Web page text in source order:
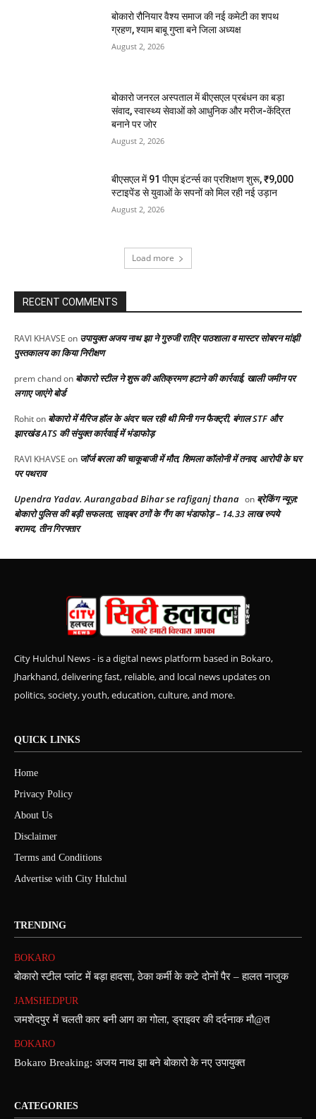
बोकारो रौनियार वैश्य समाज की नई कमेटी का शपथ
ग्रहण, श्याम बाबू गुप्ता बने जिला अध्यक्ष
August 2, 2026
बोकारो जनरल अस्पताल में बीएसएल प्रबंधन का बड़ा
संवाद, स्वास्थ्य सेवाओं को आधुनिक और मरीज-केंद्रित
बनाने पर जोर
August 2, 2026
बीएसएल में 91 पीएम इंटर्न्स का प्रशिक्षण शुरू, ₹9,000
स्टाइपेंड से युवाओं के सपनों को मिल रही नई उड़ान
August 2, 2026
Load more
RECENT COMMENTS
RAVI KHAVSE on उपायुक्त अजय नाथ झा ने गुरुजी रात्रि पाठशाला व मास्टर सोबरन मांझी
पुस्तकालय का किया निरीक्षण
prem chandon बोकारो स्टील ने शुरू की अतिक्रमण हटाने की कार्रवाई, खाली जमीन पर
लगाए जाएंगे बोर्ड
Rohiton बोकारो में मैरिज हॉल के अंदर चल रही थी मिनी गन फैक्ट्री, बंगाल STF और
झारखंड ATS की संयुक्त कार्रवाई में भंडाफोड़
RAVI KHAVSE on जॉर्ज बरला की चाकूबाजी में मौत, शिमला कॉलोनी में तनाव, आरोपी के घर
पर पथराव
Upendra Yadav. Aurangabad Bihar se rafiganj thana on ब्रेकिंग न्यूज़:
बोकारो पुलिस की बड़ी सफलता, साइबर ठगों के गैंग का भंडाफोड़ – 14.33 लाख रुपये
बरामद, तीन गिरफ्तार
City Hulchul News - is a digital news platform based in Bokaro,
Jharkhand, delivering fast, reliable, and local news updates on
politics, society, youth, education, culture, and more.
QUICK LINKS
Home
Privacy Policy
About Us
Disclaimer
Terms and Conditions
Advertise with City Hulchul
TRENDING
BOKARO
बोकारो स्टील प्लांट में बड़ा हादसा, ठेका कर्मी के कटे दोनों पैर – हालत नाजुक
JAMSHEDPUR
जमशेदपुर में चलती कार बनी आग का गोला, ड्राइवर की दर्दनाक मौ@त
BOKARO
Bokaro Breaking: अजय नाथ झा बने बोकारो के नए उपायुक्त
CATEGORIES